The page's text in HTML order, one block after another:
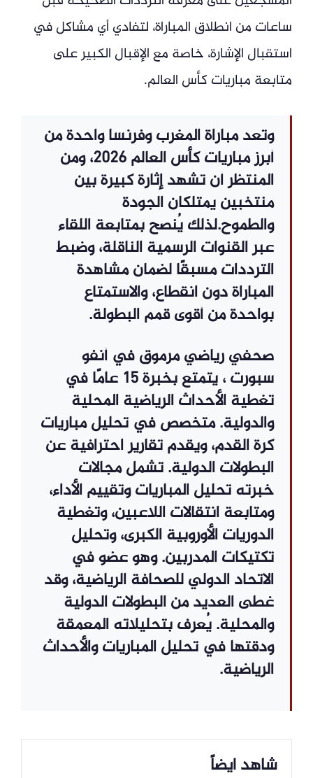
ساعات من انطلاق المباراة، لتفادي أي مشاكل في
استقبال الإشارة، خاصة مع الإقبال الكبير على
متابعة مباريات كأس العالم.
وتعد مباراة المغرب وفرنسا واحدة من
أبرز مباريات كأس العالم 2026، ومن
المنتظر أن تشهد إثارة كبيرة بين
منتخبين يمتلكان الجودة
والطموح.لذلك يُنصح بمتابعة اللقاء
عبر القنوات الرسمية الناقلة، وضبط
الترددات مسبقًا لضمان مشاهدة
المباراة دون انقطاع، والاستمتاع
بواحدة من أقوى قمم البطولة.
صحفي رياضي مرموق في أنفو
سبورت ، يتمتع بخبرة 15 عامًا في
تغطية الأحداث الرياضية المحلية
والدولية. متخصص في تحليل مباريات
كرة القدم، ويقدم تقارير احترافية عن
البطولات الدولية. تشمل مجالات
خبرته تحليل المباريات وتقييم الأداء،
ومتابعة انتقالات اللاعبين، وتغطية
الدوريات الأوروبية الكبرى، وتحليل
تكتيكات المدربين. وهو عضو في
الاتحاد الدولي للصحافة الرياضية، وقد
غطى العديد من البطولات الدولية
والمحلية. يُعرف بتحليلاته المعمقة
ودقتها في تحليل المباريات والأحداث
الرياضية.
شاهد ايضاً